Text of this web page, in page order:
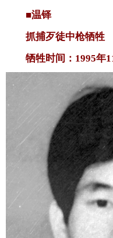
■温铎
抓捕歹徒中枪牺牲
牺牲时间：1995年